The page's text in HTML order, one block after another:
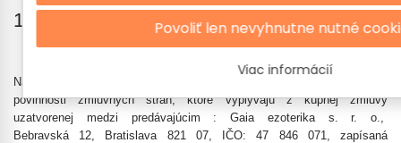
1. Všeobecné ustanovenia
Nasledujúce obchodné a reklamačné podmienky upravujú práva a
povinnosti zmluvných strán, ktoré vyplývajú z kúpnej zmluvy
uzatvorenej medzi predávajúcim : Gaia ezoterika s. r. o.,
Bebravská 12, Bratislava 821 07, IČO: 47 846 071, zapísaná
Povoliť len nevyhnutne nutné
Viac informácií